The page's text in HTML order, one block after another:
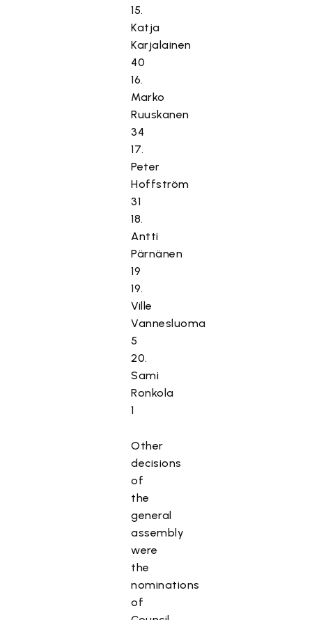
15.
Katja
Karjalainen
40
16.
Marko
Ruuskanen
34
17.
Peter
Hoffström
31
18.
Antti
Pärnänen
19
19.
Ville
Vannesluoma
5
20.
Sami
Ronkola
1
Other
decisions
of
the
general
assembly
were
the
nominations
of